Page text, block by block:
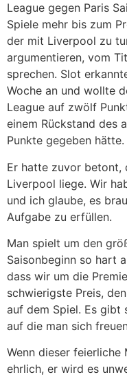
League gegen Paris
Spiele mehr bis zum
der mit Liverpool zu
argumentieren, vom
sprechen. Slot
Woche an und wollte
League auf zwölf
einem Rückstand des
Punkte gegeben hätte.
Er hatte zuvor betont,
Liverpool liege. Wir
und ich glaube, es
Aufgabe zu erfüllen.
Man spielt um den
Saisonbeginn so hart
dass wir um die
schwierigste Preis,
auf dem Spiel. Es gibt
auf die man sich
Wenn dieser
ehrlich, er wird es